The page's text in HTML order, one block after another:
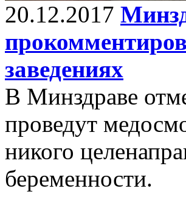
20.12.2017
заведениях
В Минздраве
проведут
никого
беременности.